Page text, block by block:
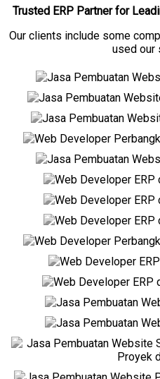
Trusted ERP Partner for
Our clients include some
used our